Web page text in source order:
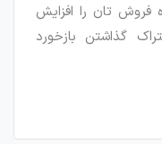
فروش تان را افزایش
گذاشتن بازخورد